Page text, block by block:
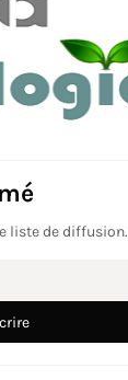
liste de diffusion.